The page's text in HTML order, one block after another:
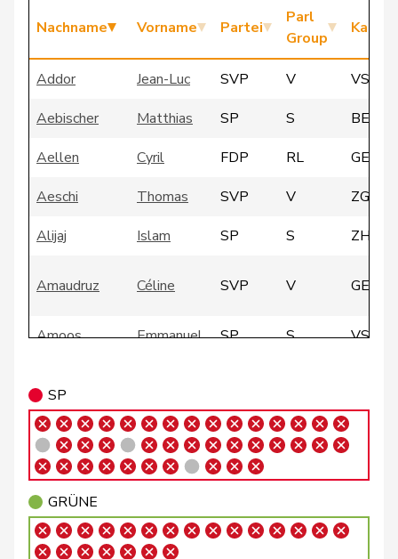
Nachname Vorname Partei
Parl
Group
Addor Jean-Luc SVP V
VS
Aebischer
Matthias SP S
BE
Aellen
Cyril FDP RL
GE
Aeschi
Thomas SVP V
ZG
Alijaj
Islam SP S ZH
Amaudruz Céline SVP V GE
Amoos Emmanuel SP S
VS
Badertscher
Christine GRÜNE G
BE
Badran
Jacqueline SP S
Bally
Balmer
Bettina FDP RL
SP
GRÜNE